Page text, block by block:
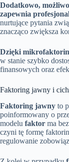
Dodatkowo,
zapewnia
nurtujące pytania
znacząco zwiększa
Dzięki
w stanie szybko
finansowych oraz
Faktoring jawny i
Faktoring jawny to
poinformowany o
modelu faktor ma
czyni tę formę
regulowanie